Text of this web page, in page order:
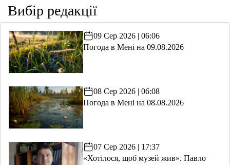
Вибір редакції
09 Сер 2026 | 06:06
Погода в Мені на 09.08.2026
08 Сер 2026 | 06:08
Погода в Мені на 08.08.2026
07 Сер 2026 | 17:37
«Хотілося, щоб музей жив». Павло